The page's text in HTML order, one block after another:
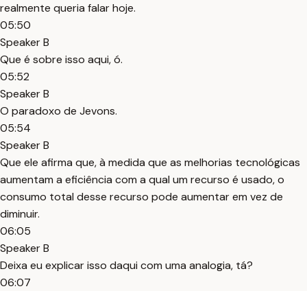
realmente queria falar hoje.
05:50
Speaker B
Que é sobre isso aqui, ó.
05:52
Speaker B
O paradoxo de Jevons.
05:54
Speaker B
Que ele afirma que, à medida que as melhorias tecnológicas
aumentam a eficiência com a qual um recurso é usado, o
consumo total desse recurso pode aumentar em vez de
diminuir.
06:05
Speaker B
Deixa eu explicar isso daqui com uma analogia, tá?
06:07